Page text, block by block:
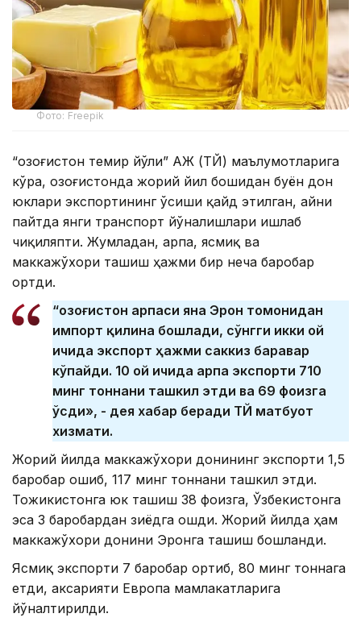
Фото: Freepik
“Қозоғистон темир йўли” АЖ (ҚТЙ) маълумотларига
кўра, Қозоғистонда жорий йил бошидан буён дон
юклари экспортининг ўсиши қайд этилган, айни
пайтда янги транспорт йўналишлари ишлаб
чиқиляпти. Жумладан, арпа, ясмиқ ва
маккажўхори ташиш ҳажми бир неча баробар
ортди.
“Қозоғистон арпаси яна Эрон томонидан
импорт қилина бошлади, сўнгги икки ой
ичида экспорт ҳажми саккиз баравар
кўпайди. 10 ой ичида арпа экспорти 710
минг тоннани ташкил этди ва 69 фоизга
ўсди», - дея хабар беради ҚТЙ матбуот
хизмати.
Жорий йилда маккажўхори донининг экспорти 1,5
баробар ошиб, 117 минг тоннани ташкил этди.
Тожикистонга юк ташиш 38 фоизга, Ўзбекистонга
эса 3 баробардан зиёдга ошди. Жорий йилда ҳам
маккажўхори донини Эронга ташиш бошланди.
Ясмиқ экспорти 7 баробар ортиб, 80 минг тоннага
етди, аксарияти Европа мамлакатларига
йўналтирилди.